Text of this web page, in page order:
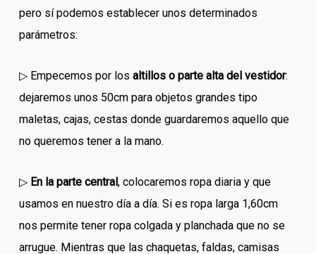
pero sí podemos establecer unos determinados
parámetros:
▷ Empecemos por los altillos o parte alta del vestidor:
dejaremos unos 50cm para objetos grandes tipo
maletas, cajas, cestas donde guardaremos aquello que
no queremos tener a la mano.
▷ En la parte central, colocaremos ropa diaria y que
usamos en nuestro día a día. Si es ropa larga 1,60cm
nos permite tener ropa colgada y planchada que no se
arrugue. Mientras que las chaquetas, faldas, camisas